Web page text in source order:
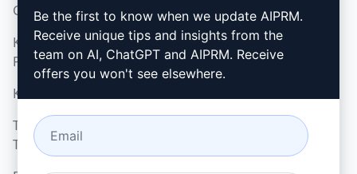
Gizlilik Politikası (en)
Kabul Edilebilir Kullanım
Politikası (en)
Kullanım Koşulları (en)
Tarayıcı Uzantısı
Terimleri (en)
Nasıl kurulur
Google Chrome (en)
Microsoft Edge (en)
Be the first to know when we update AIPRM.
Receive unique tips and insights from the
team on AI, ChatGPT and AIPRM. Receive
offers you won't see elsewhere.